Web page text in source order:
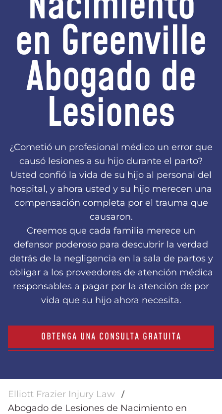
en Greenville
Abogado de
Lesiones
¿Cometió un profesional médico un error que
causó lesiones a su hijo durante el parto?
Usted confió la vida de su hijo al personal del
hospital, y ahora usted y su hijo merecen una
compensación completa por el trauma que
causaron.
Creemos que cada familia merece un
defensor poderoso para descubrir la verdad
detrás de la negligencia en la sala de partos y
obligar a los proveedores de atención médica
responsables a pagar por la atención de por
vida que su hijo ahora necesita.
OBTENGA UNA CONSULTA GRATUITA
Elliott Frazier Injury Law
Abogado de Lesiones de Nacimiento en